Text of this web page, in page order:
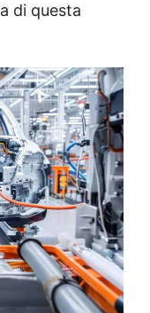
di questa